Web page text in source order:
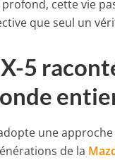
profond, cette vie
que seul un
5
une
de la